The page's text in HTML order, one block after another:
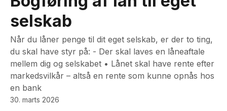
selskab
Når du låner penge til dit eget selskab, er der to ting,
du skal have styr på: - Der skal laves en låneaftale
mellem dig og selskabet • Lånet skal have rente efter
markedsvilkår – altså en rente som kunne opnås hos
en bank
30. marts 2026